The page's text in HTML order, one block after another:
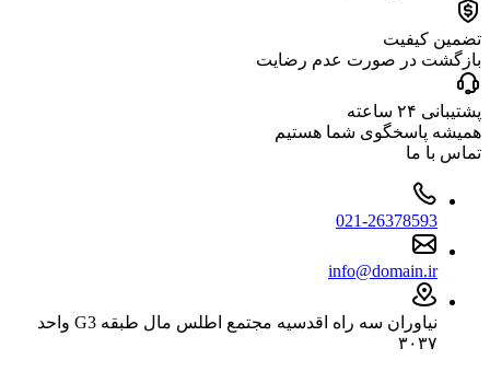
تضمین کیفیت
بازگشت در صورت عدم رضایت
پشتیبانی ۲۴ ساعته
همیشه پاسخگوی شما هستیم
تماس با ما
021-26378593
info@domain.ir
نیاوران سه راه اقدسیه مجتمع اطلس مال طبقه G3 واحد
۳۰۳۷